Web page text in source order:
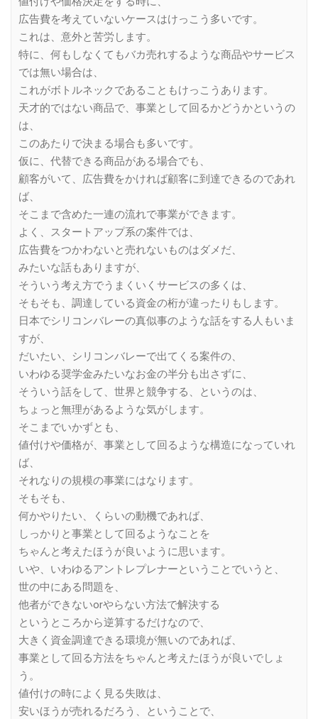
広告費を考えていないケースはけっこう多いです。
これは、意外と苦労します。
特に、何もしなくてもバカ売れするような商品やサービス
では無い場合は、
これがボトルネックであることもけっこうあります。
天才的ではない商品で、事業として回るかどうかというの
は、
このあたりで決まる場合も多いです。
仮に、代替できる商品がある場合でも、
顧客がいて、広告費をかければ顧客に到達できるのであれ
ば、
そこまで含めた一連の流れで事業ができます。
よく、スタートアップ系の案件では、
広告費をつかわないと売れないものはダメだ、
みたいな話もありますが、
そういう考え方でうまくいくサービスの多くは、
そもそも、調達している資金の桁が違ったりもします。
日本でシリコンバレーの真似事のような話をする人もいま
すが、
だいたい、シリコンバレーで出てくる案件の、
いわゆる奨学金みたいなお金の半分も出さずに、
そういう話をして、世界と競争する、というのは、
ちょっと無理があるような気がします。
そこまでいかずとも、
値付けや価格が、事業として回るような構造になっていれ
ば、
それなりの規模の事業にはなります。
そもそも、
何かやりたい、くらいの動機であれば、
しっかりと事業として回るようなことを
ちゃんと考えたほうが良いように思います。
いや、いわゆるアントレプレナーということでいうと、
世の中にある問題を、
他者ができないorやらない方法で解決する
というところから逆算するだけなので、
大きく資金調達できる環境が無いのであれば、
事業として回る方法をちゃんと考えたほうが良いでしょ
う。
値付けの時によく見る失敗は、
安いほうが売れるだろう、ということで、